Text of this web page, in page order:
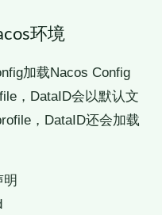
环境
加载Nacos Config
，DataID会以默认文
，DataID还会加载